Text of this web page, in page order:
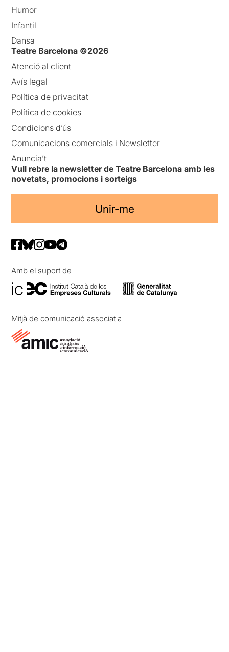
Humor
Infantil
Dansa
Teatre Barcelona ©2026
Atenció al client
Avís legal
Política de privacitat
Política de cookies
Condicions d’ús
Comunicacions comercials i Newsletter
Anuncia’t
Vull rebre la newsletter de Teatre Barcelona amb les
novetats, promocions i sorteigs
Unir-me
Amb el suport de
Mitjà de comunicació associat a